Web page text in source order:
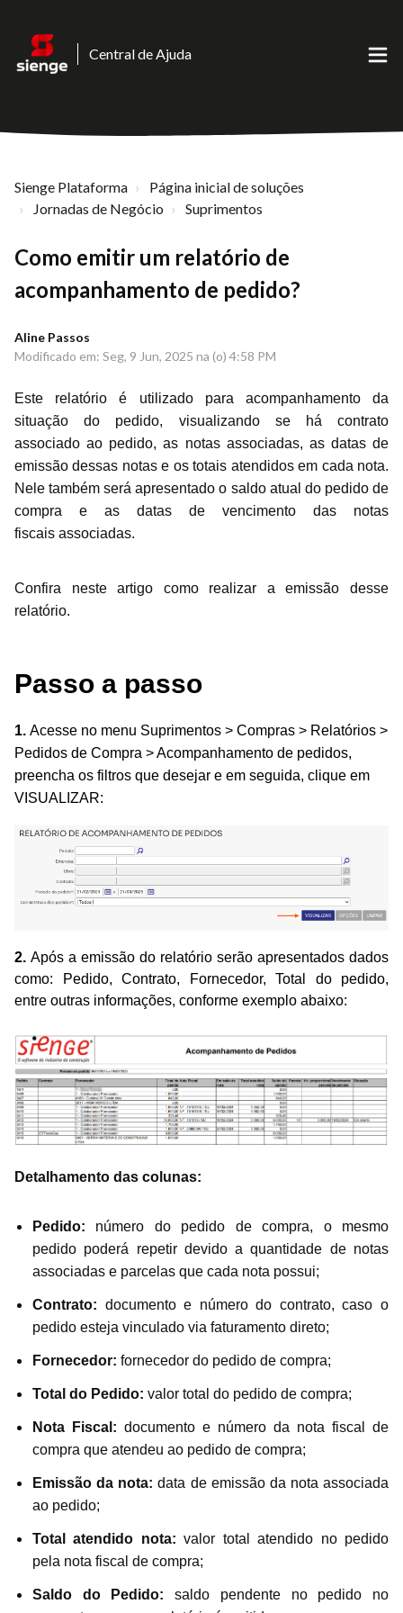
Central de Ajuda
Sienge Plataforma
Página inicial de soluções
Jornadas de Negócio
Suprimentos
Como emitir um relatório de
acompanhamento de pedido?
Aline Passos
Modificado em: Seg, 9 Jun, 2025 na (o) 4:58 PM
Este relatório é utilizado para acompanhamento da
situação do pedido, visualizando se há contrato
associadoao pedido, as notas associadas, as datas de
emissão dessas notas e os totais atendidos em cada nota.
Nele também será apresentado o saldo atual do pedido de
compra e as datas de vencimento das notas
fiscais associadas.
Confira neste artigo como realizar a emissão desse
relatório.
Passo a passo
1. Acesse no menu Suprimentos > Compras > Relatórios >
Pedidos de Compra > Acompanhamento de pedidos,
preencha os filtros que desejar e em seguida, clique em
VISUALIZAR:
2. Após a emissão do relatório serão apresentados dados
como: Pedido, Contrato, Fornecedor, Total do pedido,
entre outras informações, conforme exemplo abaixo:
Detalhamento das colunas:
Pedido: número do pedido de compra, o mesmo
pedido poderá repetir devido a quantidade de notas
associadas e parcelas que cada nota possui;
Contrato: documento e número do contrato, caso o
pedido esteja vinculado via faturamento direto;
Fornecedor: fornecedor do pedido de compra;
Total do Pedido: valor total do pedido de compra;
Nota Fiscal: documento e número da nota fiscal de
compra que atendeu ao pedido de compra;
Emissão da nota: data de emissão da nota associada
ao pedido;
Total atendido nota: valor total atendido no pedido
pela nota fiscal de compra;
Saldo do Pedido:saldo pendente no pedido no